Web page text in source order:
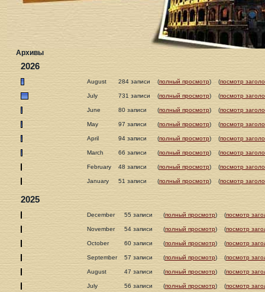
Архивы
2026
August 284 записи (полный просмотр) (посмотр
July 731 записи (полный просмотр) (посмотр
June 80 записи (полный просмотр) (посмотр
May 97 записи (полный просмотр) (посмотр
April 94 записи (полный просмотр) (посмотр
March 66 записи (полный просмотр) (посмотр
February 48 записи (полный просмотр) (посмотр
January 51 записи (полный просмотр) (посмотр
2025
December 55 записи (полный просмотр) (посмотр
November 54 записи (полный просмотр) (посмотр
October 60 записи (полный просмотр) (посмотр
September 57 записи (полный просмотр) (посмотр
August 47 записи (полный просмотр) (посмотр
July 56 записи (полный просмотр) (посмотр